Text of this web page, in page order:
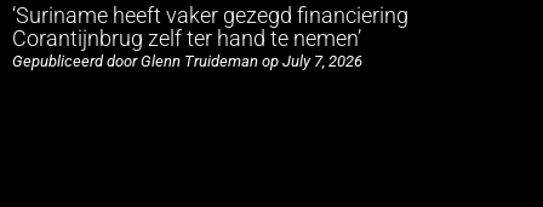
‘Suriname heeft vaker gezegd financiering
Corantijnbrug zelf ter hand te nemen’
Gepubliceerd door Glenn Truideman op July 7, 2026